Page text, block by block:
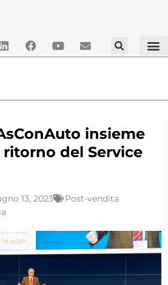
insieme
del Service
13, 2023
Post-vendita